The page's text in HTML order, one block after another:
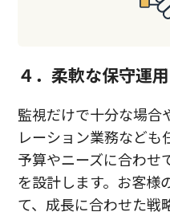
４．柔軟な保守運
監視だけで十分な場合
レーション業務など
予算やニーズに合わせ
を設計します。お客様
て、成長に合わせた戦